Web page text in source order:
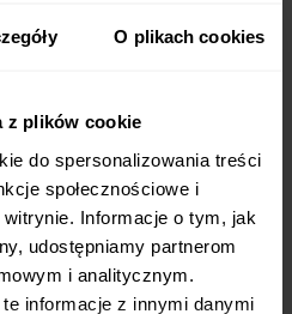
O plikach cookies
z plików cookie
do spersonalizowania treści
społecznościowe i
Informacje o tym, jak
udostępniamy partnerom
i analitycznym.
informacje z innymi danymi
jako wózek głęboko-
modelem dla rodziców,
wielofunkcyjnego,
miejscu , a także z
od producenta.